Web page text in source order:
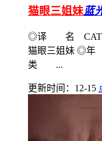
猫眼三姐妹蓝
◎译 名
猫眼三姐妹
类 ...
更新时间：12-15